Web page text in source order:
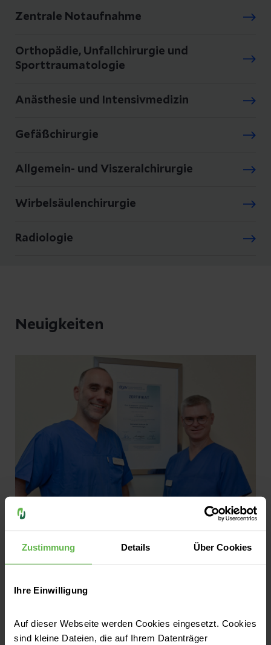
Zustimmung Details Über Cookies
Ihre Einwilligung
Auf dieser Webseite werden Cookies eingesetzt. Cookies
sind kleine Dateien, die auf Ihrem Datenträger
Zentrale Notaufnahme
Orthopädie, Unfallchirurgie und
Sporttraumatologie
Anästhesie und Intensivmedizin
Gefäßchirurgie
Allgemein- und Viszeralchirurgie
Wirbelsäulenchirurgie
Radiologie
Neuigkeiten
Niederberg erneut als Kompetenzzentrum
zertifiziert
Jetzt lesen
Helios Klinikum Niederberg | 13.07.2026
Zweiter Ausbildungskurs zur